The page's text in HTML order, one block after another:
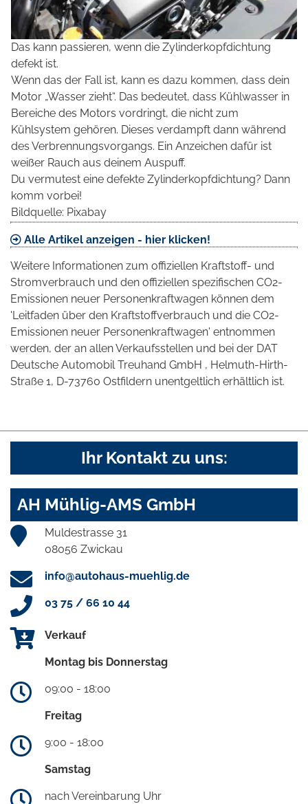
Das kann passieren, wenn die Zylinderkopfdichtung
defekt ist.
Wenn das der Fall ist, kann es dazu kommen, dass dein
Motor „Wasser zieht“. Das bedeutet, dass Kühlwasser in
Bereiche des Motors vordringt, die nicht zum
Kühlsystem gehören. Dieses verdampft dann während
des Verbrennungsvorgangs. Ein Anzeichen dafür ist
weißer Rauch aus deinem Auspuff.
Du vermutest eine defekte Zylinderkopfdichtung? Dann
komm vorbei!
Bildquelle: Pixabay
Alle Artikel anzeigen - hier klicken!
Weitere Informationen zum offiziellen Kraftstoff- und
Stromverbrauch und den offiziellen spezifischen CO2-
Emissionen neuer Personenkraftwagen können dem
'Leitfaden über den Kraftstoffverbrauch und die CO2-
Emissionen neuer Personenkraftwagen' entnommen
werden, der an allen Verkaufsstellen und bei der DAT
Deutsche Automobil Treuhand GmbH , Helmuth-Hirth-
Straße 1, D-73760 Ostfildern unentgeltlich erhältlich ist.
Ihr Kontakt zu uns:
AH Mühlig-AMS GmbH
Muldestrasse 31
08056 Zwickau
info@autohaus-muehlig.de
03 75 / 66 10 44
Verkauf
Montag bis Donnerstag
09:00 - 18:00
Freitag
9:00 - 18:00
Samstag
nach Vereinbarung Uhr